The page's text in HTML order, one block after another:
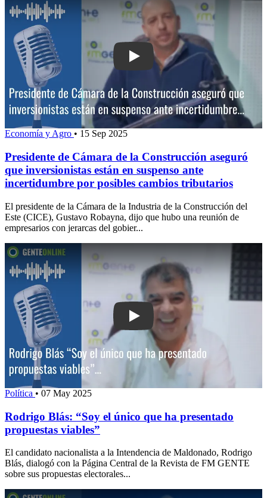
Play: Presidente de Cámara de la
Economía y Agro • 15 Sep 2025
Presidente de Cámara de la Construcción aseguró
que inversionistas están en suspenso ante
incertidumbre por posibles cambios tributarios
El presidente de la Cámara de la Industria de la Construcción del
Este (CICE), Gustavo Robayna, dijo que hubo una reunión de
empresarios con jerarcas del gobier...
Play: Rodrigo Blás: “Soy el único que
Política • 07 May 2025
Rodrigo Blás: “Soy el único que ha presentado
propuestas viables”
El candidato nacionalista a la Intendencia de Maldonado, Rodrigo
Blás, dialogó con la Página Central de la Revista de FM GENTE
sobre sus propuestas electorales...